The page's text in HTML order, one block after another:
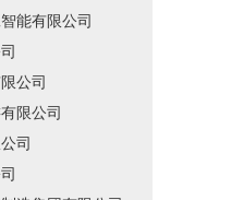
能有限公司
公司
限公司
司